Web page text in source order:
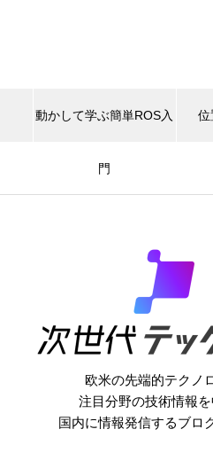
動かして学ぶ簡単ROS入
門
位
欧米の先端的テクノ
注目分野の技術情報を
国内に情報発信するブロ